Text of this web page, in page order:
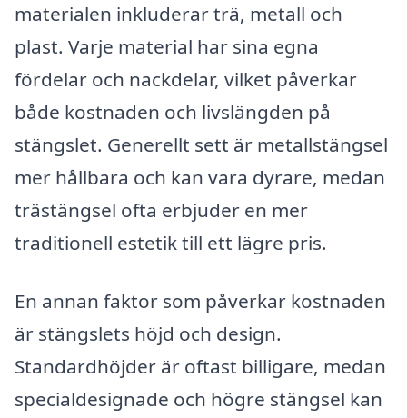
materialen inkluderar trä, metall och
plast. Varje material har sina egna
fördelar och nackdelar, vilket påverkar
både kostnaden och livslängden på
stängslet. Generellt sett är metallstängsel
mer hållbara och kan vara dyrare, medan
trästängsel ofta erbjuder en mer
traditionell estetik till ett lägre pris.
En annan faktor som påverkar kostnaden
är stängslets höjd och design.
Standardhöjder är oftast billigare, medan
specialdesignade och högre stängsel kan